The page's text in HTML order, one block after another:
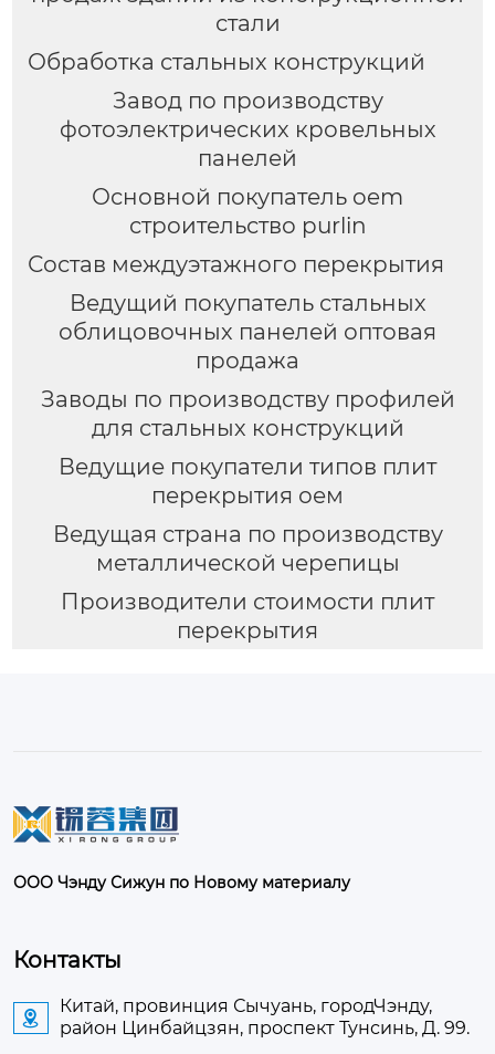
стали
Обработка стальных конструкций
Завод по производству
фотоэлектрических кровельных
панелей
Основной покупатель oem
строительство purlin
Состав междуэтажного перекрытия
Ведущий покупатель стальных
облицовочных панелей оптовая
продажа
Заводы по производству профилей
для стальных конструкций
Ведущие покупатели типов плит
перекрытия оем
Ведущая страна по производству
металлической черепицы
Производители стоимости плит
перекрытия
ООО Чэнду Сижун по Новому материалу
Контакты

Китай, провинция Сычуань, городЧэнду,
район Цинбайцзян, проспект Тунсинь, Д. 99.